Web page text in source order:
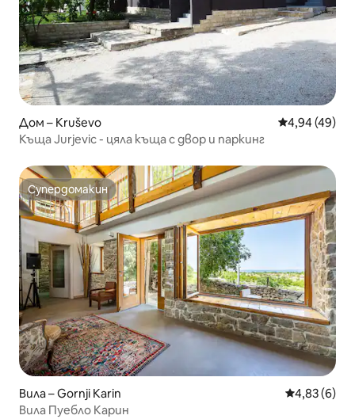
Дом – Kruševo Средна
4,94 (49)
Къща Jurjevic - цяла къща с двор и паркинг
Супердомакин
Супердомакин
Вила – Gornji Karin Средна
4,83 (6)
Вила Пуебло Карин